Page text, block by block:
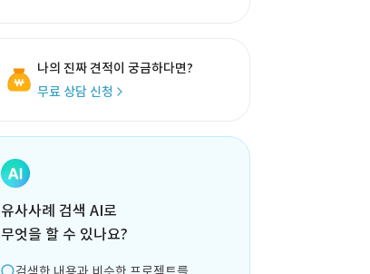
나의 진짜 견적이 궁금하다면?
무료 상담 신청
유사사례 검색 AI로
무엇을 할 수 있나요?